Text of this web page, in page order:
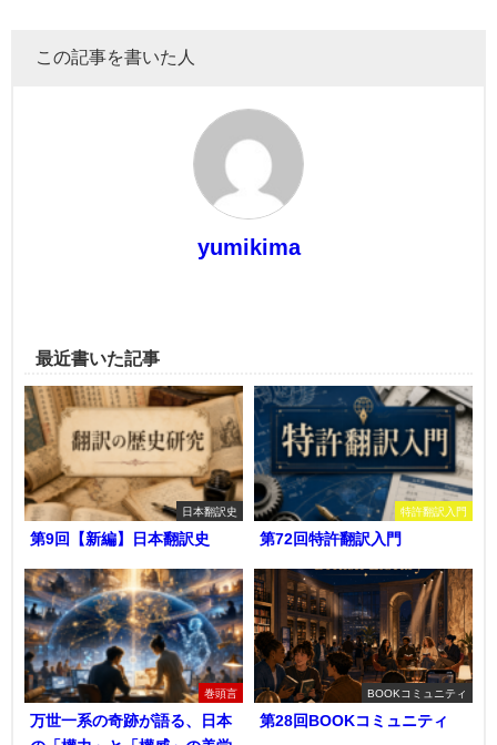
この記事を書いた人
yumikima
最近書いた記事
日本翻訳史
第9回【新編】日本翻訳史
特許翻訳入門
第72回特許翻訳入門
巻頭言
万世一系の奇跡が語る、日本
BOOKコミュニティ
第28回BOOKコミュニティ